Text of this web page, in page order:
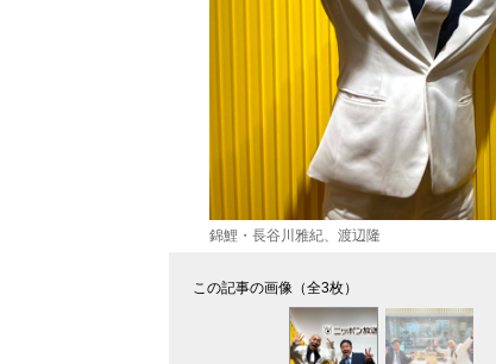
錦鯉・長谷川雅紀、渡辺隆
この記事の画像（全3枚）